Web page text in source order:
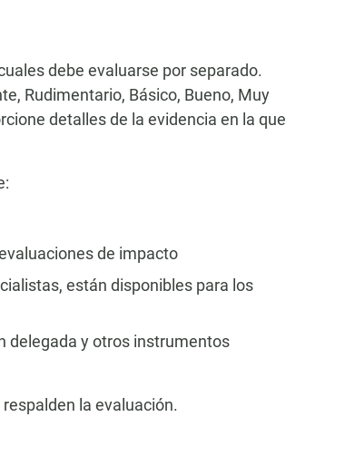
debe evaluarse por separado.
Rudimentario, Básico, Bueno, Muy
detalles de la evidencia en la que
de impacto
están disponibles para los
delegada y otros instrumentos
la evaluación.